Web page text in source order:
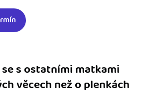
s ostatními matkami
věcech než o plenkách